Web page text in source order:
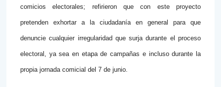
comicios electorales; refirieron que con este proyecto
pretenden exhortar a la ciudadanía en general para que
denuncie cualquier irregularidad que surja durante el proceso
electoral, ya sea en etapa de campañas e incluso durante la
propia jornada comicial del 7 de junio.